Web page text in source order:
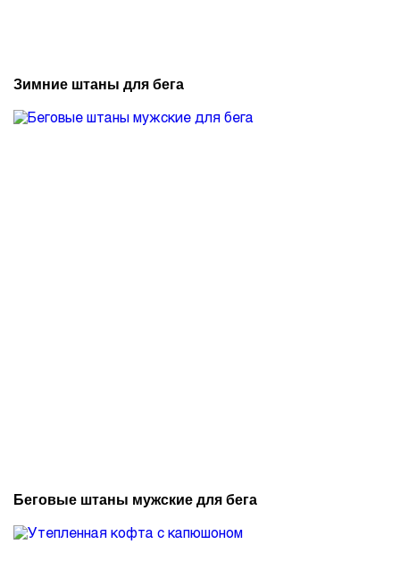
Зимние штаны для бега
Беговые штаны мужские для бега